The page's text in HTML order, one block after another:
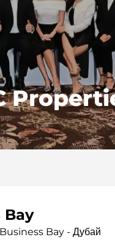
Bay
Bay - Дубай